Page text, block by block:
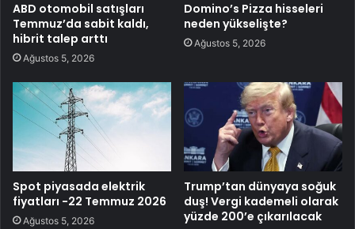
ABD otomobil satışları
Temmuz’da sabit kaldı,
hibrit talep arttı
Ağustos 5, 2026
Domino’s Pizza hisseleri
neden yükselişte?
Ağustos 5, 2026
Spot piyasada elektrik
fiyatları -22 Temmuz 2026
Ağustos 5, 2026
Trump’tan dünyaya soğuk
duş! Vergi kademeli olarak
yüzde 200’e çıkarılacak